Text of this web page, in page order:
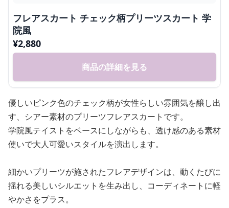
フレアスカート チェック柄プリーツスカート 学
院風
¥2,880
商品の詳細を見る
優しいピンク色のチェック柄が女性らしい雰囲気を醸し出
す、シアー素材のプリーツフレアスカートです。
学院風テイストをベースにしながらも、透け感のある素材
使いで大人可愛いスタイルを演出します。
細かいプリーツが施されたフレアデザインは、動くたびに
揺れる美しいシルエットを生み出し、コーディネートに軽
やかさをプラス。